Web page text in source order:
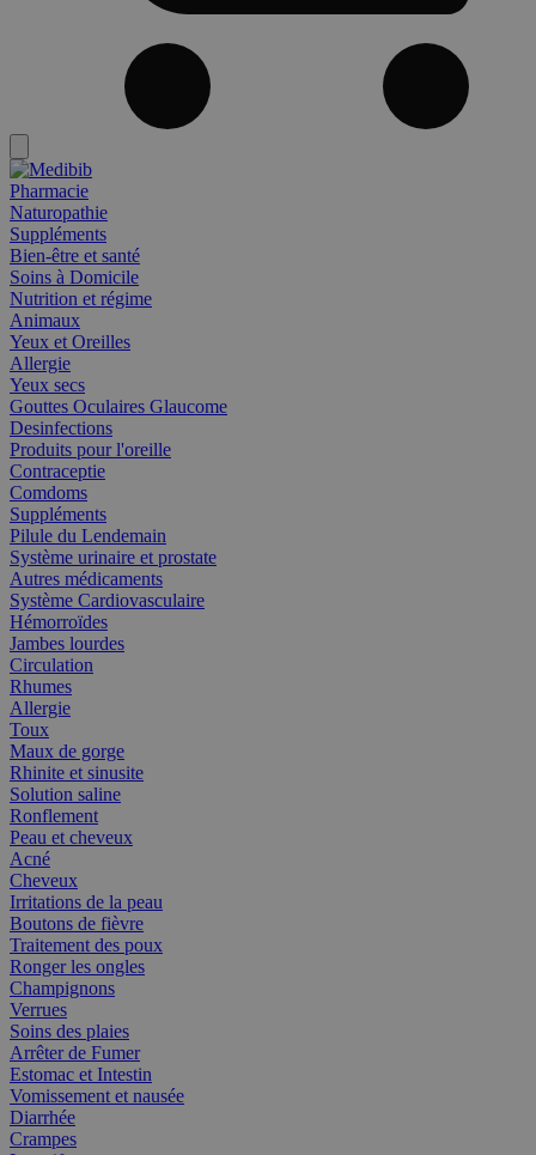
Pharmacie
Naturopathie
Suppléments
Bien-être et santé
Soins à Domicile
Nutrition et régime
Animaux
Yeux et Oreilles
Allergie
Yeux secs
Gouttes Oculaires Glaucome
Desinfections
Produits pour l'oreille
Contraceptie
Comdoms
Suppléments
Pilule du Lendemain
Système urinaire et prostate
Autres médicaments
Système Cardiovasculaire
Hémorroïdes
Jambes lourdes
Circulation
Rhumes
Allergie
Toux
Maux de gorge
Rhinite et sinusite
Solution saline
Ronflement
Peau et cheveux
Acné
Cheveux
Irritations de la peau
Boutons de fièvre
Traitement des poux
Ronger les ongles
Champignons
Verrues
Soins des plaies
Arrêter de Fumer
Estomac et Intestin
Vomissement et nausée
Diarrhée
Crampes